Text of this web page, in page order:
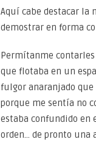
Aquí cabe destacar la
demostrar en forma
Permítanme
que flotaba en un
fulgor anaranjado que
porque me sentía no
estaba confundido en
orden… de pronto una